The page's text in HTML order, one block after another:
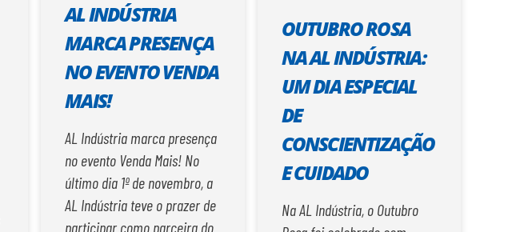
AL INDÚSTRIA
MARCA PRESENÇA
NO EVENTO VENDA
MAIS!
AL Indústria marca presença
no evento Venda Mais! No
último dia 1º de novembro, a
AL Indústria teve o prazer de
participar como parceira do
OUTUBRO ROSA
NA AL INDÚSTRIA:
UM DIA ESPECIAL
DE
CONSCIENTIZAÇÃO
E CUIDADO
Na AL Indústria, o Outubro